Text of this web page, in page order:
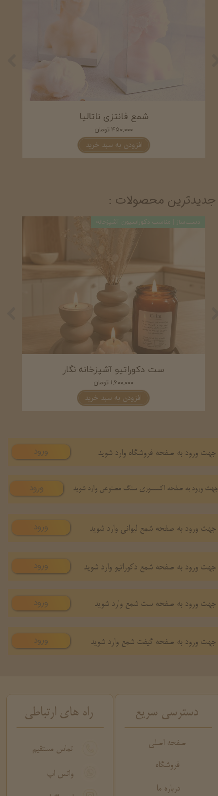
شمع دست ساز کتیبه عشق
۳۵۰,۰۰۰ تومان
افزودن به سبد خرید
جهت ورود به صفحه فروشگاه وارد شوید ورود
جهت ورود به صفحه شمع لیوانی وارد شوید ورود
جهت ورود به صفحه شمع دکوراتیو وارد شوید ورود
جهت ورود به صفحه ست شمع وارد شوید ورود
ورود به صفحه اکسسوری سنگ مصنوعی وارد شوید ورود
جهت ورود به صفحه گیفت شمع وارد شوید ورود
ست شمع و دکوری آشپزخانه اوینا
۲,۰۵۰,۰۰۰ تومان
افزودن به سبد خرید
دست‌ساز | مناسب دکوراسیون آشپزخانه
جدیدترین محصولات :
راه های ارتباطی
تماس مستقیم
واتس اپ
دسترسی سریع
صفحه اصلی
فروشگاه
درباره ما